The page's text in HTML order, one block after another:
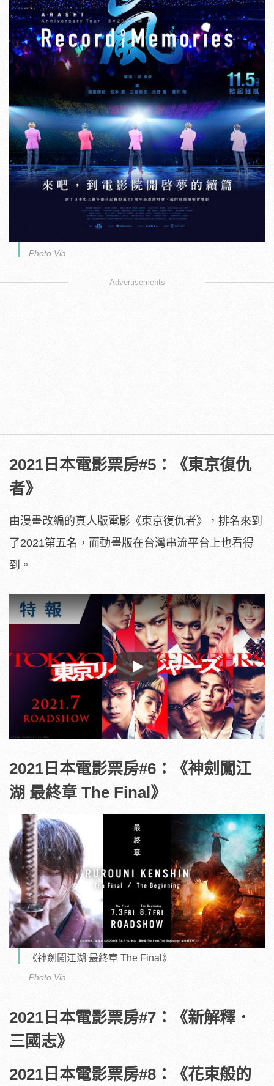
Photo Via
Advertisements
2021日本電影票房#5：《東京復仇
者》
由漫畫改編的真人版電影《東京復仇者》，排名來到
了2021第五名，而動畫版在台灣串流平台上也看得
到。
Play
2021日本電影票房#6：《神劍闖江
湖 最終章 The Final》
《神劍闖江湖 最終章 The Final》
Photo Via
2021日本電影票房#7：《新解釋．
三國志》
2021日本電影票房#8：《花束般的